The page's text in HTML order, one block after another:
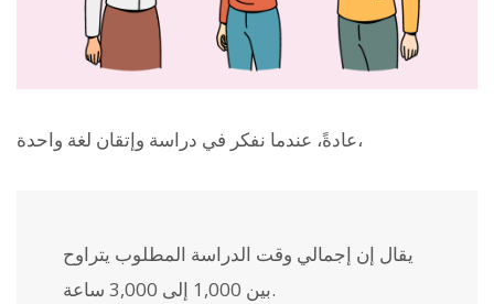
عادةً، عندما نفكر في دراسة وإتقان لغة واحدة،
يقال إن إجمالي وقت الدراسة المطلوب يتراوح
بين 1,000 إلى 3,000 ساعة.